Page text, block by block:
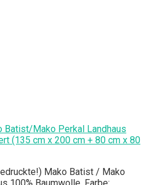
Mako Perkal Landhaus
(135 cm x 200 cm + 80 cm x 80
Mako Batist / Mako